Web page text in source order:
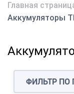
Главная
Аккумуляторы
ФИЛЬТР ПО